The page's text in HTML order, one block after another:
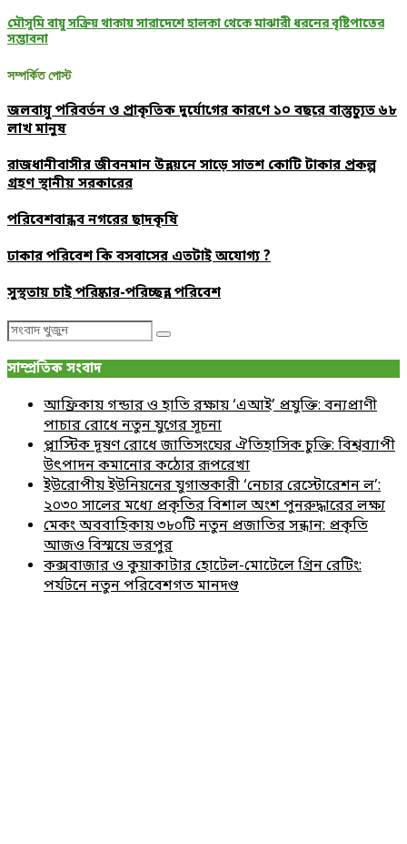
মৌসুমি বায়ু সক্রিয় থাকায় সারাদেশে হালকা থেকে মাঝারী ধরনের বৃষ্টিপাতের
সম্ভাবনা
সম্পর্কিত পোস্ট
জলবায়ু পরিবর্তন ও প্রাকৃতিক দুর্যোগের কারণে ১০ বছরে বাস্তুচ্যুত ৬৮
লাখ মানুষ
রাজধানীবাসীর জীবনমান উন্নয়নে সাড়ে সাতশ কোটি টাকার প্রকল্প
গ্রহণ স্থানীয় সরকারের
পরিবেশবান্ধব নগরের ছাদকৃষি
ঢাকার পরিবেশ কি বসবাসের এতটাই অযোগ্য ?
সুস্থতায় চাই পরিষ্কার-পরিচ্ছন্ন পরিবেশ
Search
Search
সাম্প্রতিক সংবাদ
আফ্রিকায় গন্ডার ও হাতি রক্ষায় ‘এআই’ প্রযুক্তি: বন্যপ্রাণী
পাচার রোধে নতুন যুগের সূচনা
প্লাস্টিক দূষণ রোধে জাতিসংঘের ঐতিহাসিক চুক্তি: বিশ্বব্যাপী
উৎপাদন কমানোর কঠোর রূপরেখা
ইউরোপীয় ইউনিয়নের যুগান্তকারী ‘নেচার রেস্টোরেশন ল’:
২০৩০ সালের মধ্যে প্রকৃতির বিশাল অংশ পুনরুদ্ধারের লক্ষ্য
মেকং অববাহিকায় ৩৮০টি নতুন প্রজাতির সন্ধান: প্রকৃতি
আজও বিস্ময়ে ভরপুর
কক্সবাজার ও কুয়াকাটার হোটেল-মোটেলে গ্রিন রেটিং:
পর্যটনে নতুন পরিবেশগত মানদণ্ড